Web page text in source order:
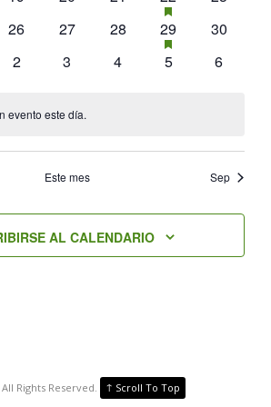
evento
EVENTOS
DESTACADO
0
26
0
27
0
28
2
eventos
29TIENE
EVENTOS
DESTACADO
0
30
0
2
0
3
0
4
0
5
0
6
evento este día.
Este mes Sep
AL CALENDARIO
Rights Reserved. ↑ Scroll To Top